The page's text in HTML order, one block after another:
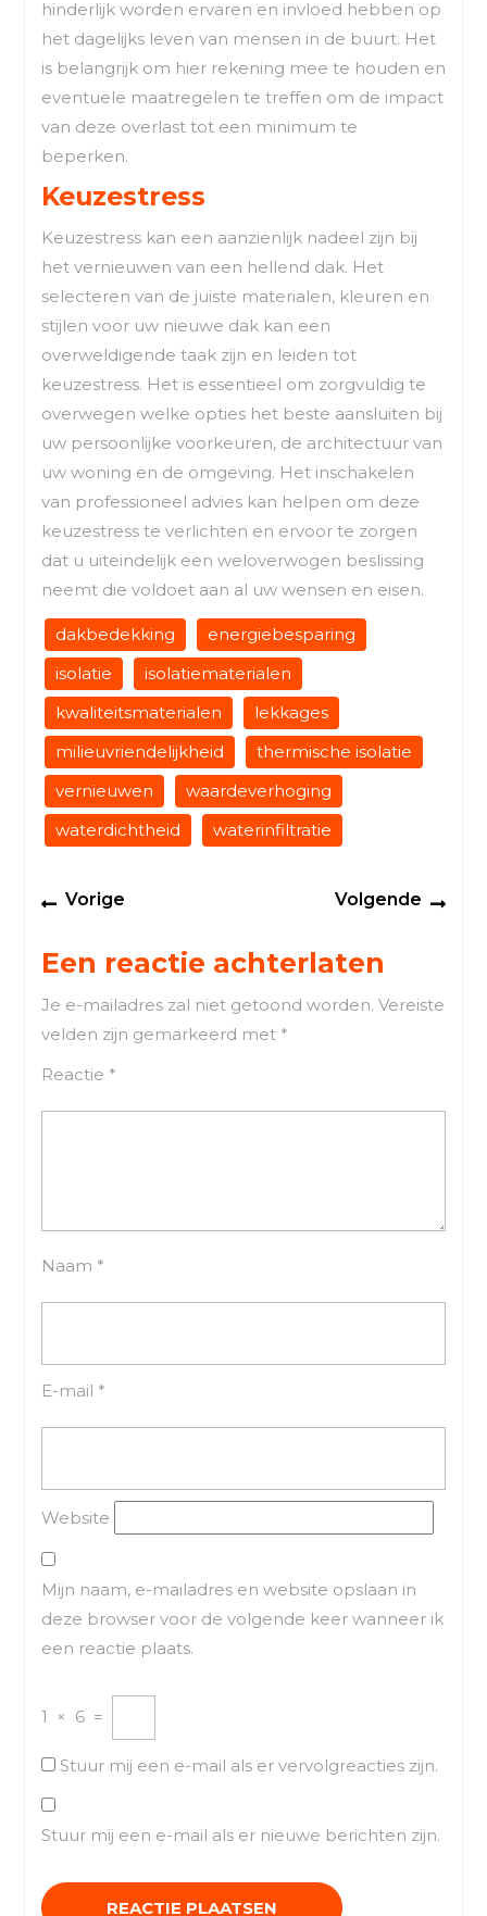
hinderlijk worden ervaren en invloed hebben op
het dagelijks leven van mensen in de buurt. Het
is belangrijk om hier rekening mee te houden en
eventuele maatregelen te treffen om de impact
van deze overlast tot een minimum te
beperken.
Keuzestress
Keuzestress kan een aanzienlijk nadeel zijn bij
het vernieuwen van een hellend dak. Het
selecteren van de juiste materialen, kleuren en
stijlen voor uw nieuwe dak kan een
overweldigende taak zijn en leiden tot
keuzestress. Het is essentieel om zorgvuldig te
overwegen welke opties het beste aansluiten bij
uw persoonlijke voorkeuren, de architectuur van
uw woning en de omgeving. Het inschakelen
van professioneel advies kan helpen om deze
keuzestress te verlichten en ervoor te zorgen
dat u uiteindelijk een weloverwogen beslissing
neemt die voldoet aan al uw wensen en eisen.
dakbedekking
energiebesparing
isolatie
isolatiematerialen
kwaliteitsmaterialen
lekkages
milieuvriendelijkheid
thermische isolatie
vernieuwen
waardeverhoging
waterdichtheid
waterinfiltratie
Berichtnavigatie
Vorige Volgende
Een reactie achterlaten
Je e-mailadres zal niet getoond worden. Vereiste
velden zijn gemarkeerd met *
Reactie *
Naam *
E-mail *
Website
Mijn naam, e-mailadres en website opslaan in
deze browser voor de volgende keer wanneer ik
een reactie plaats.
1 × 6 =
Stuur mij een e-mail als er vervolgreacties zijn.
Stuur mij een e-mail als er nieuwe berichten zijn.